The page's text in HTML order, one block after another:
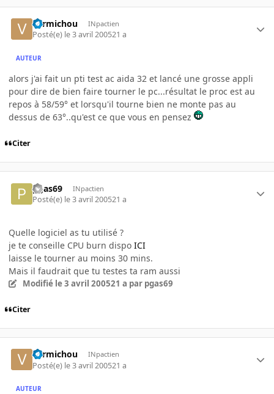
vermichou INpactien
Posté(e) le 3 avril 200521 a
AUTEUR
alors j'ai fait un pti test ac aida 32 et lancé une grosse appli
pour dire de bien faire tourner le pc...résultat le proc est au
repos à 58/59° et lorsqu'il tourne bien ne monte pas au
dessus de 63°..qu'est ce que vous en pensez
Citer
pgas69 INpactien
Posté(e) le 3 avril 200521 a
Quelle logiciel as tu utilisé ?
je te conseille CPU burn dispo ICI
laisse le tourner au moins 30 mins.
Mais il faudrait que tu testes ta ram aussi
Modifié le 3 avril 200521 a par pgas69
Citer
vermichou INpactien
Posté(e) le 3 avril 200521 a
AUTEUR